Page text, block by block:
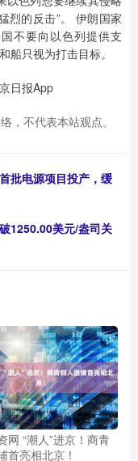
烈的反击”。 伊朗国家
不要向以色列提供支
船只视为打击目标。
日报App
，不代表本站观点。
批电源项目投产，缓
1250.00美元/盎司关
网 “潮人”进京！商青
首亮相北京！